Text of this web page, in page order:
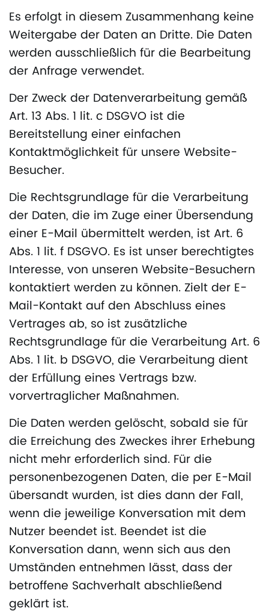
Es erfolgt in diesem Zusammenhang keine
Weitergabe der Daten an Dritte. Die Daten
werden ausschließlich für die Bearbeitung
der Anfrage verwendet.
Der Zweck der Datenverarbeitung gemäß
Art. 13 Abs. 1 lit. c DSGVO ist die
Bereitstellung einer einfachen
Kontaktmöglichkeit für unsere Website-
Besucher.
Die Rechtsgrundlage für die Verarbeitung
der Daten, die im Zuge einer Übersendung
einer E-Mail übermittelt werden, ist Art. 6
Abs. 1 lit. f DSGVO. Es ist unser berechtigtes
Interesse, von unseren Website-Besuchern
kontaktiert werden zu können. Zielt der E-
Mail-Kontakt auf den Abschluss eines
Vertrages ab, so ist zusätzliche
Rechtsgrundlage für die Verarbeitung Art. 6
Abs. 1 lit. b DSGVO, die Verarbeitung dient
der Erfüllung eines Vertrags bzw.
vorvertraglicher Maßnahmen.
Die Daten werden gelöscht, sobald sie für
die Erreichung des Zweckes ihrer Erhebung
nicht mehr erforderlich sind. Für die
personenbezogenen Daten, die per E-Mail
übersandt wurden, ist dies dann der Fall,
wenn die jeweilige Konversation mit dem
Nutzer beendet ist. Beendet ist die
Konversation dann, wenn sich aus den
Umständen entnehmen lässt, dass der
betroffene Sachverhalt abschließend
geklärt ist.